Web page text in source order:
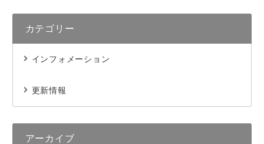
カテゴリー
インフォメーション
更新情報
アーカイブ